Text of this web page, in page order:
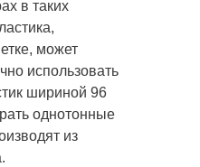
в таких
может
использовать
шириной 96
однотонные
из